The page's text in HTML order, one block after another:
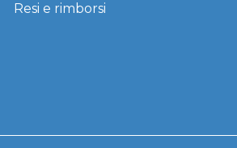
Resi e rimborsi